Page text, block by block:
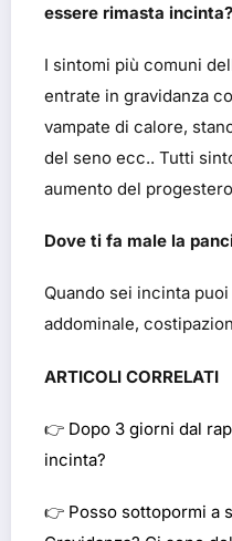
essere rimasta incinta?
I sintomi più comuni
entrate in gravidanza
vampate di calore,
del seno ecc.. Tutti
aumento del
Dove ti fa male la
Quando sei incinta
addominale,
ARTICOLI CORRELATI
👉 Dopo 3 giorni dal
incinta?
👉 Posso sottopormi a